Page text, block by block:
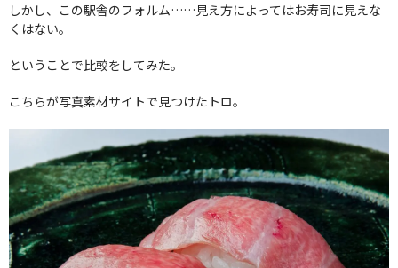
しかし、この駅舎のフォルム……見え方によってはお寿司に見えな
くはない。
ということで比較をしてみた。
こちらが写真素材サイトで見つけたトロ。